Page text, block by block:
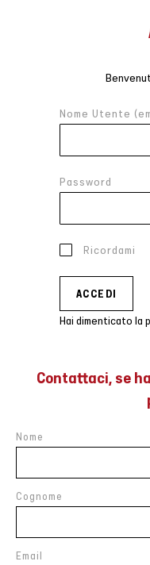
Nome Utente
Password
Ricordami
Hai dimenticato la
Contattaci, se
Nome
Cognome
Email